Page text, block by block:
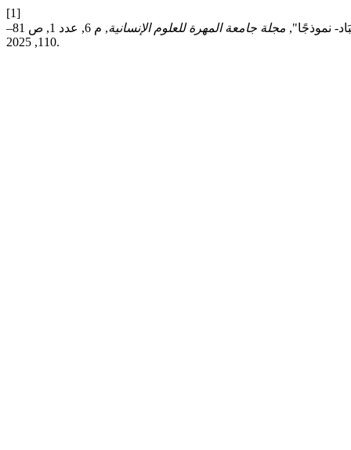
[1]
نموذجًا", مجلة جامعة المهرة للعلوم الإنسانية
, م 6, عدد 1, ص 81–
110, 2025.